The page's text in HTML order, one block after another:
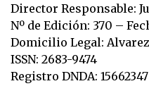
Director Responsable:
Nº de Edición: 370 –
Domicilio Legal: Alvarez
ISSN: 2683-9474
Registro DNDA: 15662347